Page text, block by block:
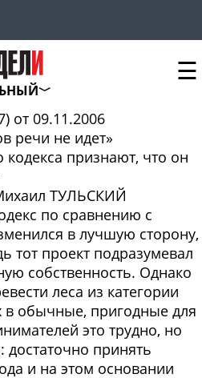
☰
от 09.11.2006
речи не идет»
признают, что он
ТУЛЬСКИЙ
по сравнению с
в лучшую сторону,
тот проект подразумевал
собственность. Однако
леса из категории
обычные, пригодные для
это трудно, но
достаточно принять
и на этом основании